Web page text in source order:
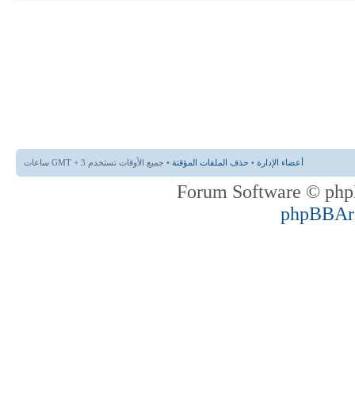
أعضاء الإدارة • حذف الملفات المؤقتة • جميع الأوقات تستخدم GMT + 3 ساعات